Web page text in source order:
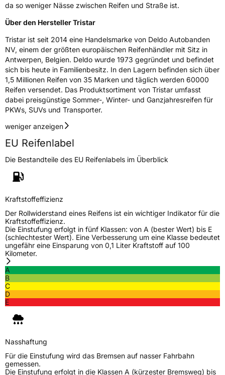
Rollgeräusch (dB)72
3PMSF / Schneeflockensymbol / Alpine-SymbolJa
EisgripNein
EPREL ID547605
Herstellerkontakt
Deldo Autobanden NV, Essensteenweg 113
2930 Brasschaat, compliance@deldo.com
da so weniger Nässe zwischen Reifen und Straße ist.
Über den Hersteller Tristar
Tristar ist seit 2014 eine Handelsmarke von Deldo Autobanden
NV, einem der größten europäischen Reifenhändler mit Sitz in
Antwerpen, Belgien. Deldo wurde 1973 gegründet und befindet
sich bis heute in Familienbesitz. In den Lagern befinden sich über
1,5 Millionen Reifen von 35 Marken und täglich werden 60000
Reifen versendet. Das Produktsortiment von Tristar umfasst
dabei preisgünstige Sommer-, Winter- und Ganzjahresreifen für
PKWs, SUVs und Transporter.
weniger anzeigen
EU Reifenlabel
Die Bestandteile des EU Reifenlabels im Überblick
Kraftstoffeffizienz
Der Rollwiderstand eines Reifens ist ein wichtiger Indikator für die
Kraftstoffeffizienz.
Die Einstufung erfolgt in fünf Klassen: von A (bester Wert) bis E
(schlechtester Wert). Eine Verbesserung um eine Klasse bedeutet
ungefähr eine Einsparung von 0,1 Liter Kraftstoff auf 100
Kilometer.
A
B
C
D
E
Nasshaftung
Für die Einstufung wird das Bremsen auf nasser Fahrbahn
gemessen.
Die Einstufung erfolgt in die Klassen A (kürzester Bremsweg) bis